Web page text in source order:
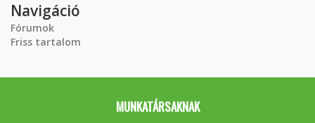
Navigáció
Fórumok
Friss tartalom
MUNKATÁRSAKNAK